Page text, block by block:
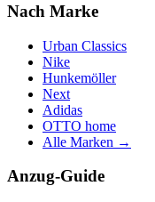
Nach Marke
Urban Classics
Nike
Hunkemöller
Next
Adidas
OTTO home
Alle Marken →
Anzug-Guide